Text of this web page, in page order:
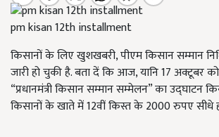
pm kisan 12th installment
किसानों के लिए खुशखबरी, पीएम किसान सम्मान
जारी हो चुकी है. बता दें कि आज, यानि 17 अक्टूबर को
“प्रधानमंत्री किसान सम्मान सम्मेलन” का उद्घाटन
किसानों के खाते में 12वीं किस्त के 2000 रुपए सीधे